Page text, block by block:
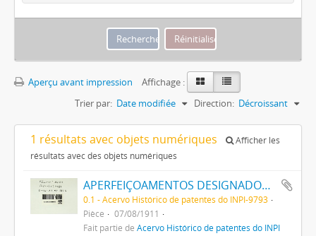
Aperçu avant impression
Affichage :
Trier par: Date modifiée Direction: Décroissant
1 résultats avec objets numériques
Afficher les
résultats avec des objets numériques
APERFEIÇOAMENTOS DESIGNADOS A, RELATIVOS A APPARELHOS DE RODAGEM DE CARROS DE ESTRADAS DE FERRO
0.1 - Acervo Histórico de patentes do INPI-9793
Pièce
07/08/1911
Fait partie de Acervo Histórico de patentes do INPI